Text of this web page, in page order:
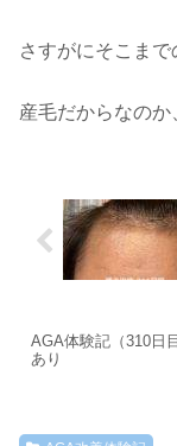
さすがにそこまで
産毛だからなのか
AGA体験記（310日
あり